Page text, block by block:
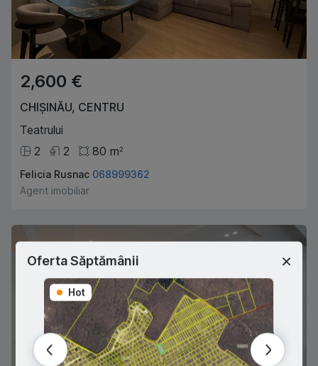
2,600 €
CHIȘINĂU, CENTRU
Teatrului
2
2 80 m2
Felicia Rusnac 068999362
Agent imobiliar
Oferta Săptămânii
Hot